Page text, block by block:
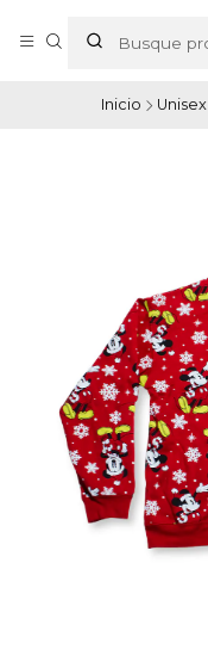
Inicio Unisex